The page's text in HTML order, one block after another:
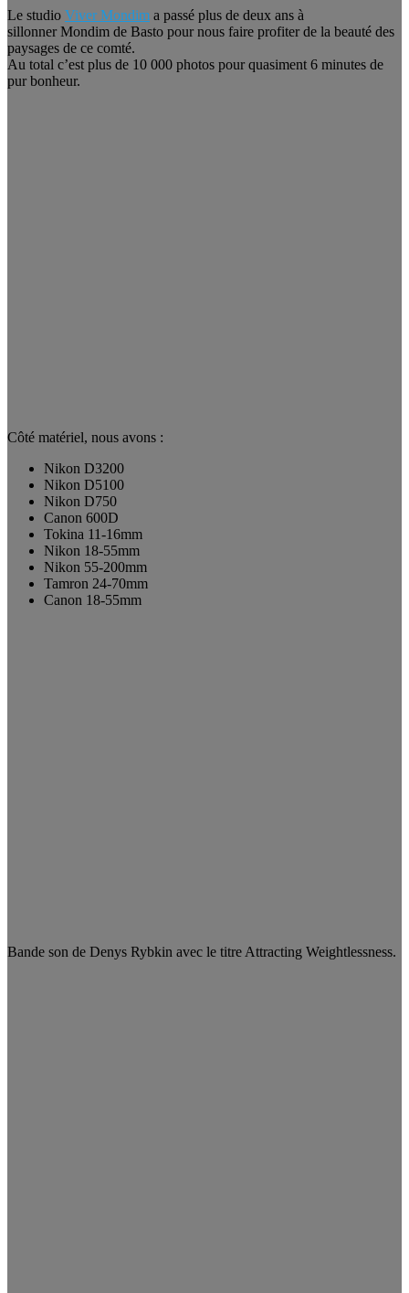
Le studio Viver Mondim a passé plus de deux ans à
sillonner Mondim de Basto pour nous faire profiter de la beauté des
paysages de ce comté.
Au total c’est plus de 10 000 photos pour quasiment 6 minutes de
pur bonheur.
Côté matériel, nous avons :
Nikon D3200
Nikon D5100
Nikon D750
Canon 600D
Tokina 11-16mm
Nikon 18-55mm
Nikon 55-200mm
Tamron 24-70mm
Canon 18-55mm
Bande son de Denys Rybkin avec le titre Attracting Weightlessness.